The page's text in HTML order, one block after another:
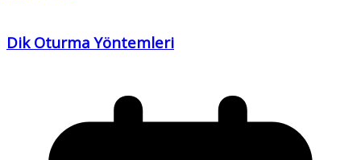
Dik Oturma Yöntemleri